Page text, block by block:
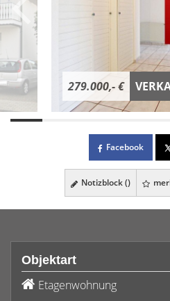
279.000,- €
Facebook
Notizblock ()
Objektart
Etagenwohnung